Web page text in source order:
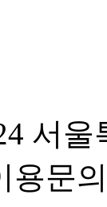
서
용문